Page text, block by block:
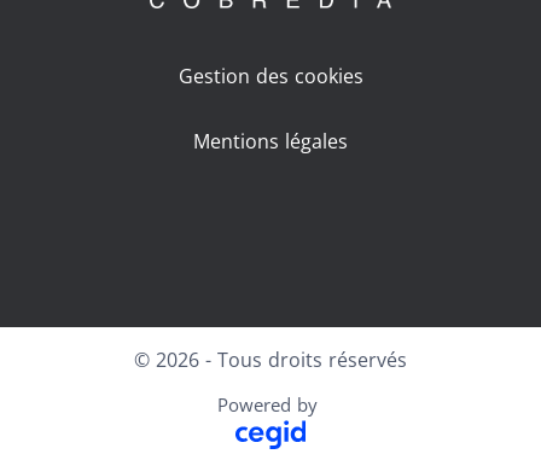
Gestion des cookies
Mentions légales
© 2026 - Tous droits réservés
Powered by